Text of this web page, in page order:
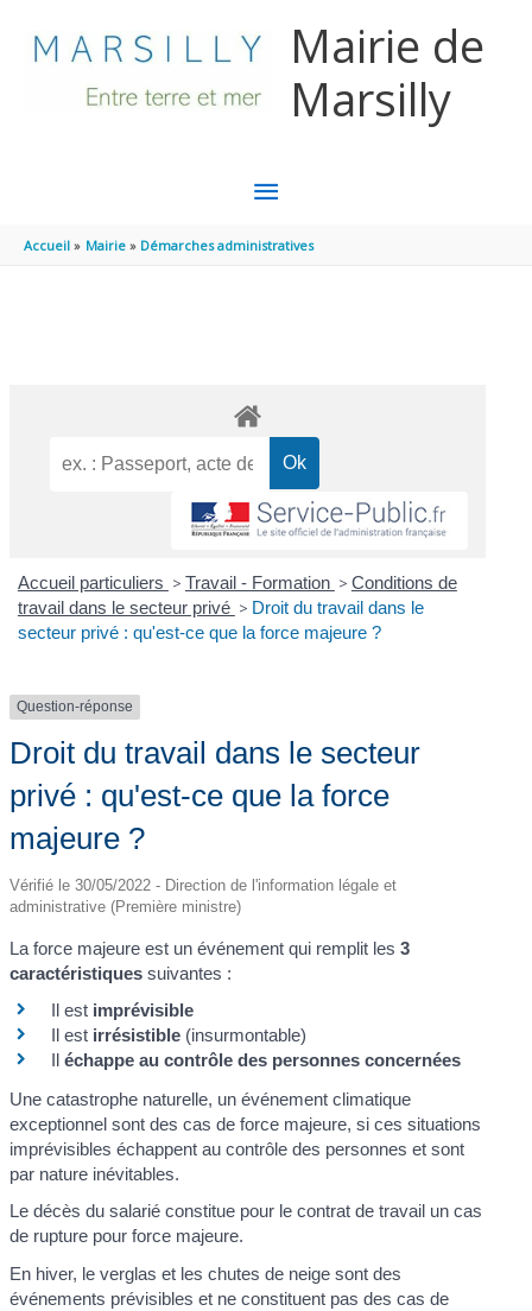
Mairie de
Marsilly
MENU
PRINCIPAL
Accueil Mairie Démarches administratives
Accueil particuliers > Travail - Formation > Conditions de
travail dans le secteur privé > Droit du travail dans le
secteur privé : qu'est-ce que la force majeure ?
Question-réponse
Droit du travail dans le secteur
privé : qu'est-ce que la force
majeure ?
Vérifié le 30/05/2022 - Direction de l'information légale et
administrative (Première ministre)
La force majeure est un événement qui remplit les3
caractéristiques suivantes :
Il est imprévisible
Il est irrésistible (insurmontable)
Iléchappe au contrôle des personnes concernées
Une catastrophe naturelle, un événement climatique
exceptionnel sont des cas de force majeure, si ces situations
imprévisibles échappent au contrôle des personnes et sont
par nature inévitables.
Le décès du salarié constitue pour le contrat de travail un cas
de rupture pour force majeure.
En hiver, le verglas et les chutes de neige sont des
événements prévisibles et ne constituent pas des cas de